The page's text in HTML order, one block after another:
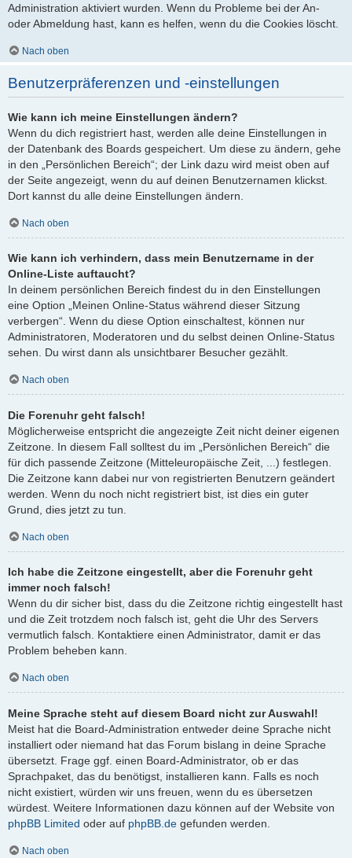
Administration aktiviert wurden. Wenn du Probleme bei der An-
oder Abmeldung hast, kann es helfen, wenn du die Cookies löscht.
Nach oben
Benutzerpräferenzen und -einstellungen
Wie kann ich meine Einstellungen ändern?
Wenn du dich registriert hast, werden alle deine Einstellungen in
der Datenbank des Boards gespeichert. Um diese zu ändern, gehe
in den „Persönlichen Bereich“; der Link dazu wird meist oben auf
der Seite angezeigt, wenn du auf deinen Benutzernamen klickst.
Dort kannst du alle deine Einstellungen ändern.
Nach oben
Wie kann ich verhindern, dass mein Benutzername in der
Online-Liste auftaucht?
In deinem persönlichen Bereich findest du in den Einstellungen
eine Option „Meinen Online-Status während dieser Sitzung
verbergen“. Wenn du diese Option einschaltest, können nur
Administratoren, Moderatoren und du selbst deinen Online-Status
sehen. Du wirst dann als unsichtbarer Besucher gezählt.
Nach oben
Die Forenuhr geht falsch!
Möglicherweise entspricht die angezeigte Zeit nicht deiner eigenen
Zeitzone. In diesem Fall solltest du im „Persönlichen Bereich“ die
für dich passende Zeitzone (Mitteleuropäische Zeit, ...) festlegen.
Die Zeitzone kann dabei nur von registrierten Benutzern geändert
werden. Wenn du noch nicht registriert bist, ist dies ein guter
Grund, dies jetzt zu tun.
Nach oben
Ich habe die Zeitzone eingestellt, aber die Forenuhr geht
immer noch falsch!
Wenn du dir sicher bist, dass du die Zeitzone richtig eingestellt hast
und die Zeit trotzdem noch falsch ist, geht die Uhr des Servers
vermutlich falsch. Kontaktiere einen Administrator, damit er das
Problem beheben kann.
Nach oben
Meine Sprache steht auf diesem Board nicht zur Auswahl!
Meist hat die Board-Administration entweder deine Sprache nicht
installiert oder niemand hat das Forum bislang in deine Sprache
übersetzt. Frage ggf. einen Board-Administrator, ob er das
Sprachpaket, das du benötigst, installieren kann. Falls es noch
nicht existiert, würden wir uns freuen, wenn du es übersetzen
würdest. Weitere Informationen dazu können auf der Website von
phpBB Limited oder auf phpBB.de gefunden werden.
Nach oben